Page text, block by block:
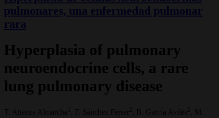
pulmonares, una enfermedad pulmonar
rara
Hyperplasia of pulmonary
neuroendocrine cells, a rare
lung pulmonary disease
T. Atienza Almarcha 1 , F. Sánchez Ferrer , B. García Avilés
, M.